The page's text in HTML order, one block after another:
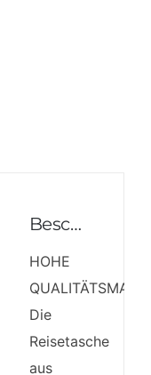
Beschreibung
HOHE
Die
Reisetasche
aus